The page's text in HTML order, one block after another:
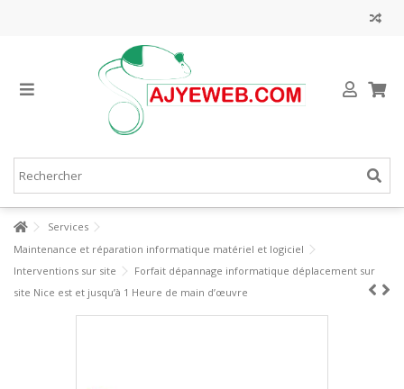
Services
Maintenance et réparation informatique matériel et logiciel
Interventions sur site
Forfait dépannage informatique déplacement sur
site Nice est et jusqu’à 1 Heure de main d’œuvre